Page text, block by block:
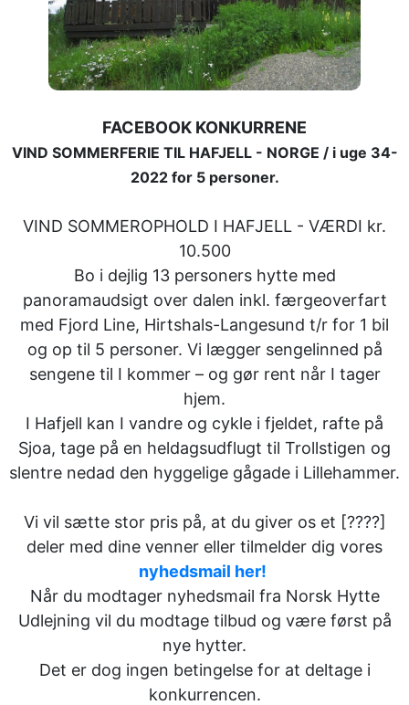
FACEBOOK KONKURRENE
VIND SOMMERFERIE TIL HAFJELL - NORGE / i uge 34-
2022 for 5 personer.
VIND SOMMEROPHOLD I HAFJELL - VÆRDI kr.
10.500
Bo i dejlig 13 personers hytte med
panoramaudsigt over dalen inkl. færgeoverfart
med Fjord Line, Hirtshals-Langesund t/r for 1 bil
og op til 5 personer. Vi lægger sengelinned på
sengene til I kommer – og gør rent når I tager
hjem.
I Hafjell kan I vandre og cykle i fjeldet, rafte på
Sjoa, tage på en heldagsudflugt til Trollstigen og
slentre nedad den hyggelige gågade i Lillehammer.
Vi vil sætte stor pris på, at du giver os et [????]
deler med dine venner eller tilmelder dig vores
nyhedsmail her!
Når du modtager nyhedsmail fra Norsk Hytte
Udlejning vil du modtage tilbud og være først på
nye hytter.
Det er dog ingen betingelse for at deltage i
konkurrencen.